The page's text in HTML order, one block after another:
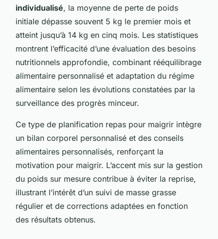
individualisé, la moyenne de perte de poids
initiale dépasse souvent 5 kg le premier mois et
atteint jusqu’à 14 kg en cinq mois. Les statistiques
montrent l’efficacité d’une évaluation des besoins
nutritionnels approfondie, combinant rééquilibrage
alimentaire personnalisé et adaptation du régime
alimentaire selon les évolutions constatées par la
surveillance des progrès minceur.
Ce type de planification repas pour maigrir intègre
un bilan corporel personnalisé et des conseils
alimentaires personnalisés, renforçant la
motivation pour maigrir. L’accent mis sur la gestion
du poids sur mesure contribue à éviter la reprise,
illustrant l’intérêt d’un suivi de masse grasse
régulier et de corrections adaptées en fonction
des résultats obtenus.